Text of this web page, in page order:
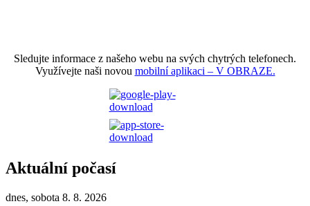
Sledujte informace z našeho webu na svých chytrých telefonech.
Využívejte naši novou mobilní aplikaci – V OBRAZE.
Aktuální počasí
dnes, sobota 8. 8. 2026